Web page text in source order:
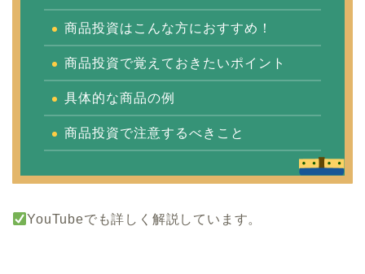
商品投資はこんな方におすすめ！
商品投資で覚えておきたいポイント
具体的な商品の例
商品投資で注意するべきこと
YouTubeでも詳しく解説しています。